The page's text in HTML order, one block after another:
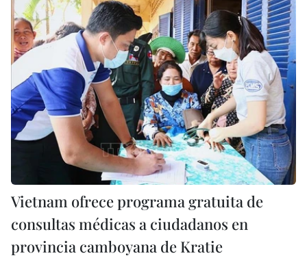
Vietnam ofrece programa gratuita de
consultas médicas a ciudadanos en
provincia camboyana de Kratie